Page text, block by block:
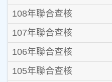
108年聯合查核
107年聯合查核
106年聯合查核
105年聯合查核